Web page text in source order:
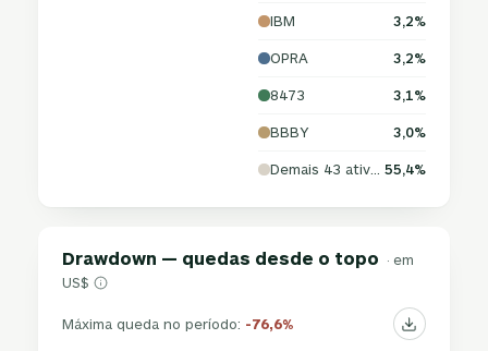
IBM 3,2%
OPRA 3,2%
8473 3,1%
BBBY 3,0%
55,4%
Drawdown — quedas desde o topo · em
US$
Máxima queda no período: -76,6%